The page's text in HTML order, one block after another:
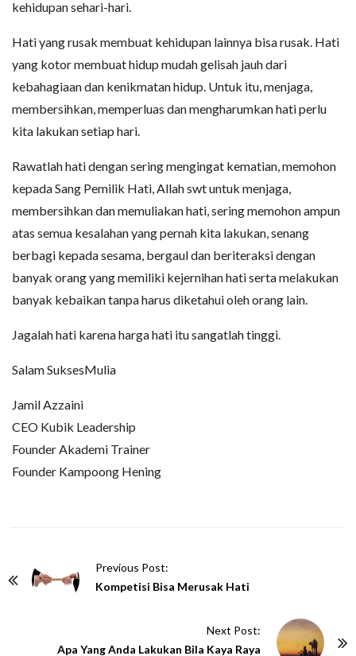
kehidupan sehari-hari.
Hati yang rusak membuat kehidupan lainnya bisa rusak. Hati
yang kotor membuat hidup mudah gelisah jauh dari
kebahagiaan dan kenikmatan hidup. Untuk itu, menjaga,
membersihkan, memperluas dan mengharumkan hati perlu
kita lakukan setiap hari.
Rawatlah hati dengan sering mengingat kematian, memohon
kepada Sang Pemilik Hati, Allah swt untuk menjaga,
membersihkan dan memuliakan hati, sering memohon ampun
atas semua kesalahan yang pernah kita lakukan, senang
berbagi kepada sesama, bergaul dan beriteraksi dengan
banyak orang yang memiliki kejernihan hati serta melakukan
banyak kebaikan tanpa harus diketahui oleh orang lain.
Jagalah hati karena harga hati itu sangatlah tinggi.
Salam SuksesMulia
Jamil Azzaini
CEO Kubik Leadership
Founder Akademi Trainer
Founder Kampoong Hening
Previous Post:
Kompetisi Bisa Merusak Hati
Next Post:
Apa Yang Anda Lakukan Bila Kaya Raya